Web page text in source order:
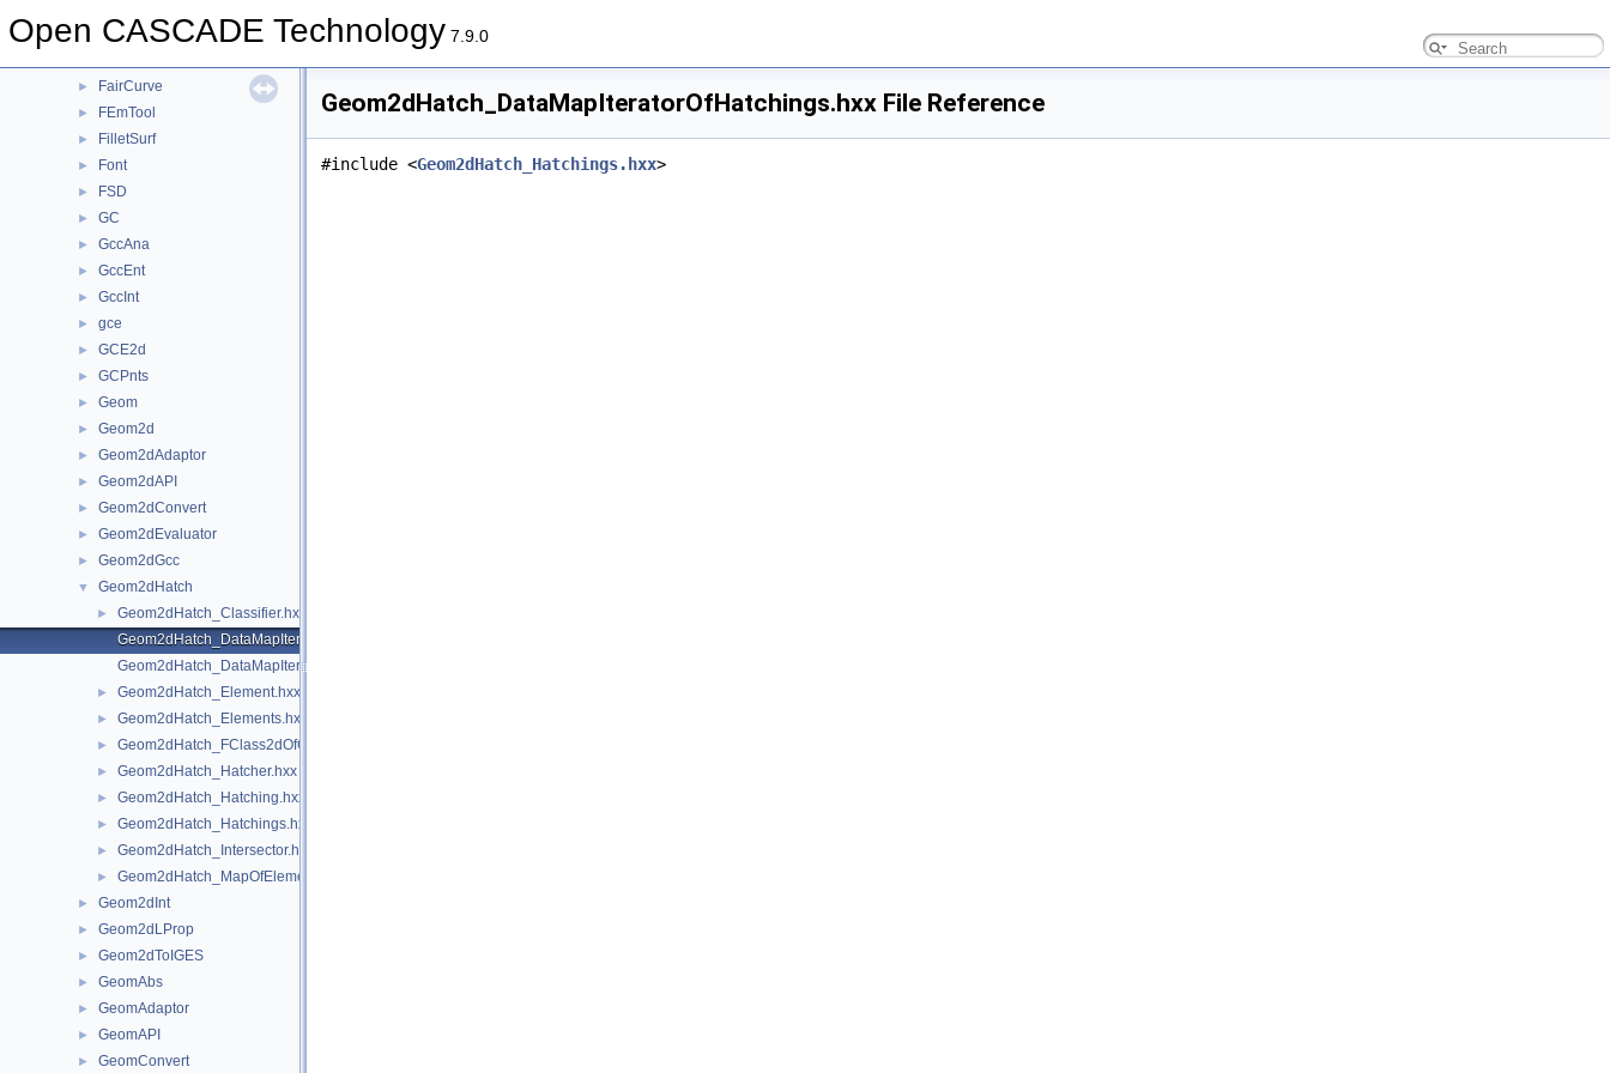
Open CASCADE Technology 7.9.0
► ElSLib
► FairCurve
► FEmTool
► FilletSurf
► Font
► FSD
► GC
► GccAna
► GccEnt
► GccInt
► gce
► GCE2d
► GCPnts
► Geom
► Geom2d
► Geom2dAdaptor
► Geom2dAPI
► Geom2dConvert
► Geom2dEvaluator
► Geom2dGcc
▼ Geom2dHatch
►
Geom2dHatch_Classifier.hxx
Geom2dHatch_DataMapIteratorOfHatchings.hxx
Geom2dHatch_DataMapIteratorOfMapOfElements.hxx
► Geom2dHatch_Element.hxx
► Geom2dHatch_Elements.hxx
► Geom2dHatch_FClass2dOfClassifier.hxx
► Geom2dHatch_Hatcher.hxx
► Geom2dHatch_Hatching.hxx
► Geom2dHatch_Hatchings.hxx
► Geom2dHatch_Intersector.hxx
► Geom2dHatch_MapOfElements.hxx
► Geom2dInt
► Geom2dLProp
► Geom2dToIGES
► GeomAbs
► GeomAdaptor
► GeomAPI
► GeomConvert
Geom2dHatch_DataMapIteratorOfHatchings.hxx File Reference
#include <Geom2dHatch_Hatchings.hxx>